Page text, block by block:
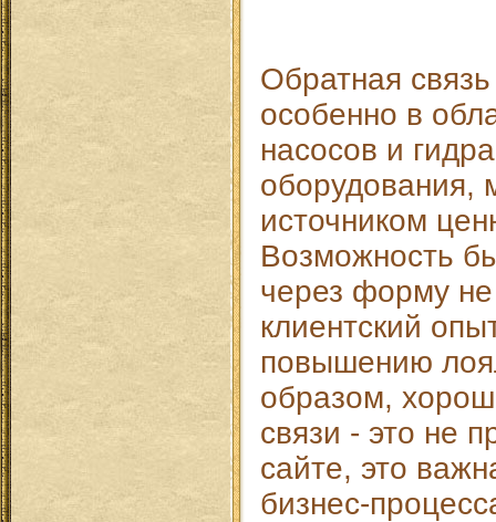
Обратная
особенно в
насосов и
оборудования,
источником
Возможность
через форму
клиентский
повышению
образом,
связи - это не
сайте, это
бизнес-